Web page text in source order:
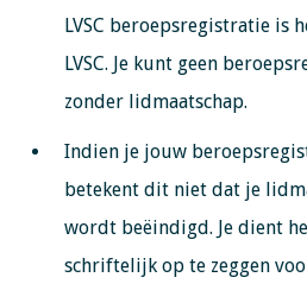
LVSC beroepsregistratie is
LVSC. Je kunt geen
zonder lidmaatschap.
Indien je jouw
betekent dit niet dat je
wordt beëindigd. Je dient
schriftelijk op te zeggen